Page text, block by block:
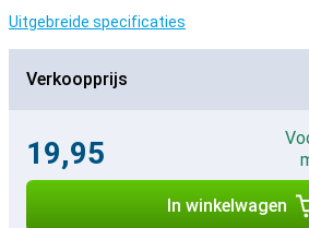
Uitgebreide specificaties
Verkoopprijs
19,95
In winkelwagen